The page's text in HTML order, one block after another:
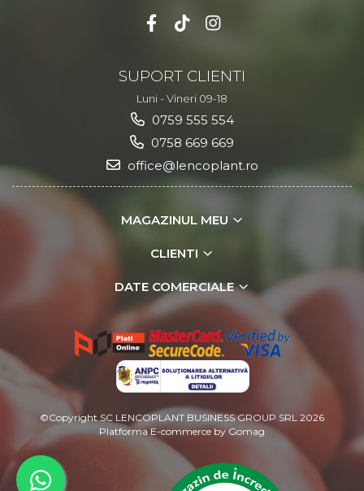
SUPORT CLIENTI
Luni - Vineri 09-18
0759 555 554
0758 669 669
office@lencoplant.ro
MAGAZINUL MEU
CLIENTI
DATE COMERCIALE
©Copyright SC LENCOPLANT BUSINESS GROUP SRL 2026
Platforma E-commerce by Gomag